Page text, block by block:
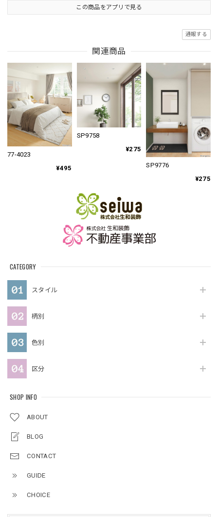
CATEGORY
スタイル
柄別
色別
区分
SHOP INFO
ABOUT
BLOG
CONTACT
GUIDE
CHOICE
この商品をアプリで見る
通報する
関連商品
77-4023
¥495
SP9758
¥275
SP9776
¥275